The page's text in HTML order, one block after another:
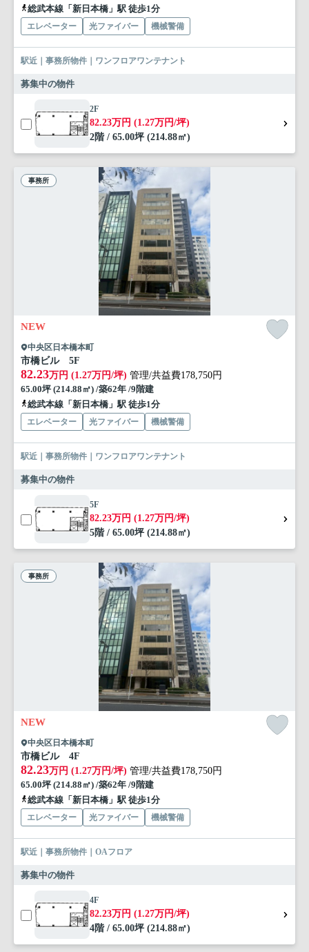
総武本線「新日本橋」駅 徒歩1分
エレベーター 光ファイバー 機械警備
駅近｜事務所物件｜ワンフロアワンテナント
募集中の物件
2F
82.23万円 (1.27万円/坪)
2階 / 65.00坪 (214.88㎡)
事務所
NEW
中央区日本橋本町
市橋ビル 5F
82.23万円 (1.27万円/坪) 管理/共益費178,750円
65.00坪 (214.88㎡) /築62年 /9階建
総武本線「新日本橋」駅 徒歩1分
エレベーター 光ファイバー 機械警備
駅近｜事務所物件｜ワンフロアワンテナント
募集中の物件
5F
82.23万円 (1.27万円/坪)
5階 / 65.00坪 (214.88㎡)
事務所
NEW
中央区日本橋本町
市橋ビル 4F
82.23万円 (1.27万円/坪) 管理/共益費178,750円
65.00坪 (214.88㎡) /築62年 /9階建
総武本線「新日本橋」駅 徒歩1分
エレベーター 光ファイバー 機械警備
駅近｜事務所物件｜OAフロア
募集中の物件
4F
82.23万円 (1.27万円/坪)
4階 / 65.00坪 (214.88㎡)